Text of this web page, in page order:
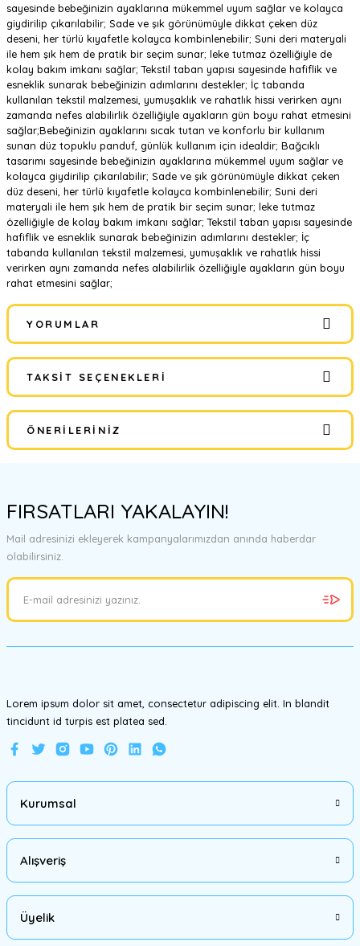
sayesinde bebeğinizin ayaklarına mükemmel uyum sağlar ve kolayca
giydirilip çıkarılabilir; Sade ve şık görünümüyle dikkat çeken düz
deseni, her türlü kıyafetle kolayca kombinlenebilir; Suni deri materyali
ile hem şık hem de pratik bir seçim sunar; leke tutmaz özelliğiyle de
kolay bakım imkanı sağlar; Tekstil taban yapısı sayesinde hafiflik ve
esneklik sunarak bebeğinizin adımlarını destekler; İç tabanda
kullanılan tekstil malzemesi, yumuşaklık ve rahatlık hissi verirken aynı
zamanda nefes alabilirlik özelliğiyle ayakların gün boyu rahat etmesini
sağlar;Bebeğinizin ayaklarını sıcak tutan ve konforlu bir kullanım
sunan düz topuklu panduf, günlük kullanım için idealdir; Bağcıklı
tasarımı sayesinde bebeğinizin ayaklarına mükemmel uyum sağlar ve
kolayca giydirilip çıkarılabilir; Sade ve şık görünümüyle dikkat çeken
düz deseni, her türlü kıyafetle kolayca kombinlenebilir; Suni deri
materyali ile hem şık hem de pratik bir seçim sunar; leke tutmaz
özelliğiyle de kolay bakım imkanı sağlar; Tekstil taban yapısı sayesinde
hafiflik ve esneklik sunarak bebeğinizin adımlarını destekler; İç
tabanda kullanılan tekstil malzemesi, yumuşaklık ve rahatlık hissi
verirken aynı zamanda nefes alabilirlik özelliğiyle ayakların gün boyu
rahat etmesini sağlar;
YORUMLAR
Bu ürüne ilk yorumu siz yapın!
Yorum Yaz
TAKSIT SEÇENEKLERI
ÖNERILERINIZ
tarafımıza iletebilirsiniz.
Görüş ve önerileriniz için teşekkür ederiz.
Ürün resmi kalitesiz, bozuk veya görüntülenemiyor.
Ürün bilgilerinde hatalar bulunuyor.
FIRSATLARI YAKALAYIN!
Mail adresinizi ekleyerek kampanyalarımızdan anında haberdar
olabilirsiniz.
Lorem ipsum dolor sit amet, consectetur adipiscing elit. In blandit
tincidunt id turpis est platea sed.
Kurumsal
Alışveriş
Üyelik